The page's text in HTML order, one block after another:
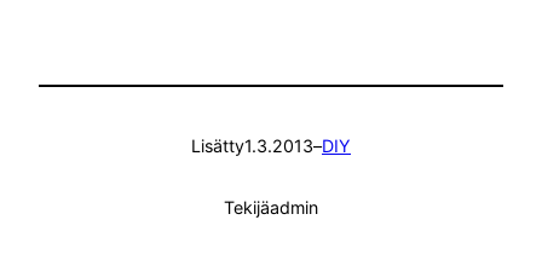
Lisätty1.3.2013–DIY
Tekijäadmin